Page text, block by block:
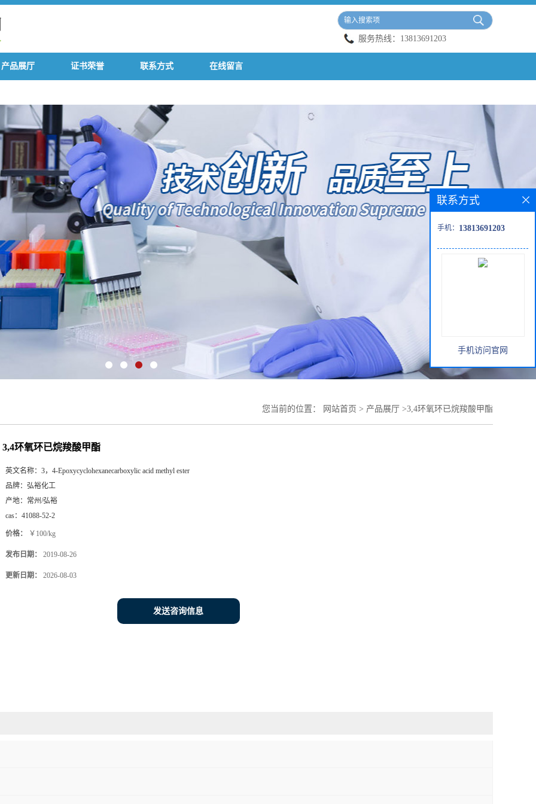
服务热线： 13813691203
产品展厅 证书荣誉 联系方式 在线留言
您当前的位置： 网站首页 > 产品展厅 >3,4环氧环已烷羧酸甲酯
3,4环氧环已烷羧酸甲酯
英文名称： 3，4-Epoxycyclohexanecarboxylic acid methyl ester
品牌： 弘裕化工
产地： 常州/弘裕
cas： 41088-52-2
价格： ￥100/kg
发布日期： 2019-08-26
更新日期： 2026-08-03
发送咨询信息
联系方式
手机： 13813691203
手机访问官网